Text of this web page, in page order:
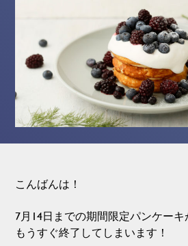
こんばんは！
7月14日までの期間限定パンケーキ
もうすぐ終了してしまいます！